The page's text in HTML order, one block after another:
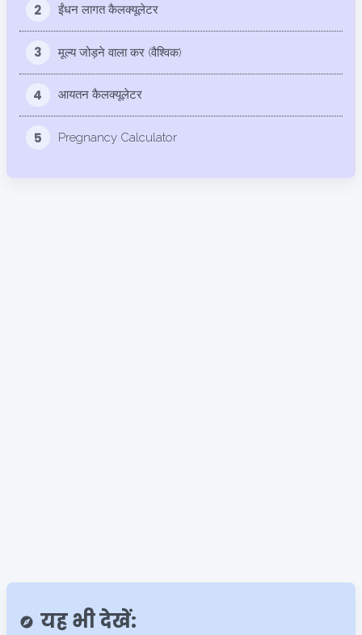
2 ईंधन लागत कैलक्यूलेटर
3 मूल्य जोड़ने वाला कर (वैश्विक)
4 आयतन कैलक्यूलेटर
5 Pregnancy Calculator
explore यह भी देखें: